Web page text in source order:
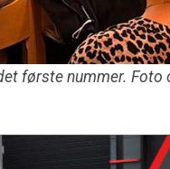
første nummer. Foto